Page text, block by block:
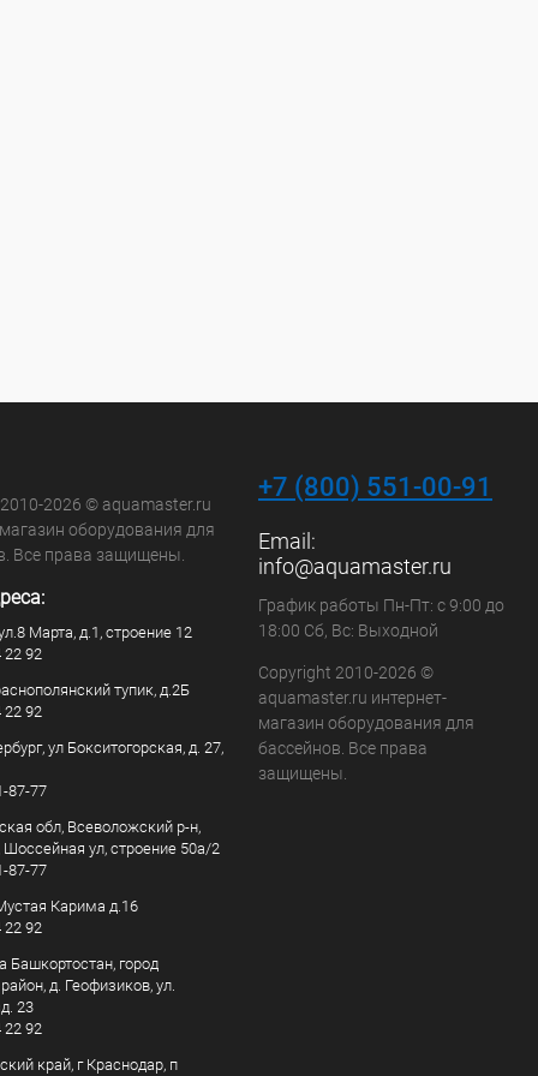
2026 © aquamaster.ru
оборудования для
Все права защищены.
Марта, д.1, строение 12
22 92
тупик, д.2Б
22 92
ул Бокситогорская, д. 27,
87-77
обл, Всеволожский р-н,
Шоссейная ул, строение 50а/2
87-77
Карима д.16
22 92
Башкортостан, город
д. Геофизиков, ул.
23
22 92
край, г Краснодар, п
+7 (800) 551-00-91
Email:
info@aquamaster.ru
График работы Пн-Пт: с 9:00 до
18:00 Сб, Вс: Выходной
Copyright 2010-2026 ©
aquamaster.ru интернет-
магазин оборудования для
бассейнов. Все права
защищены.